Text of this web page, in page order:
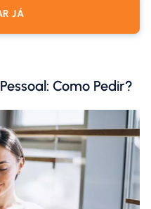
JÁ
Como Pedir?